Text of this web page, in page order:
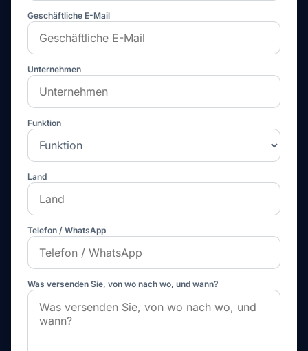
Geschäftliche E-Mail
Unternehmen
Funktion
Land
Telefon / WhatsApp
Was versenden Sie, von wo nach wo, und wann?